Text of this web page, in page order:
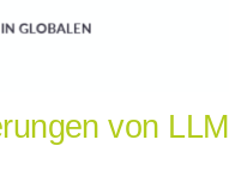
von LLM